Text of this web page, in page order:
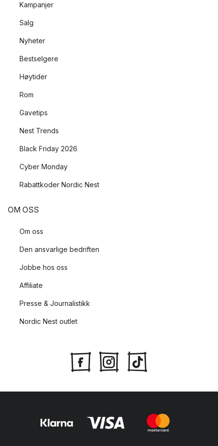
Kampanjer
Salg
Nyheter
Bestselgere
Høytider
Rom
Gavetips
Nest Trends
Black Friday 2026
Cyber Monday
Rabattkoder Nordic Nest
OM OSS
Om oss
Den ansvarlige bedriften
Jobbe hos oss
Affiliate
Presse & Journalistikk
Nordic Nest outlet